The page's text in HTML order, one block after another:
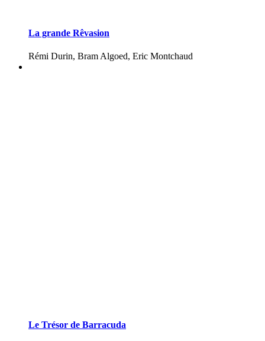
La grande Rêvasion
Rémi Durin, Bram Algoed, Eric Montchaud
Le Trésor de Barracuda